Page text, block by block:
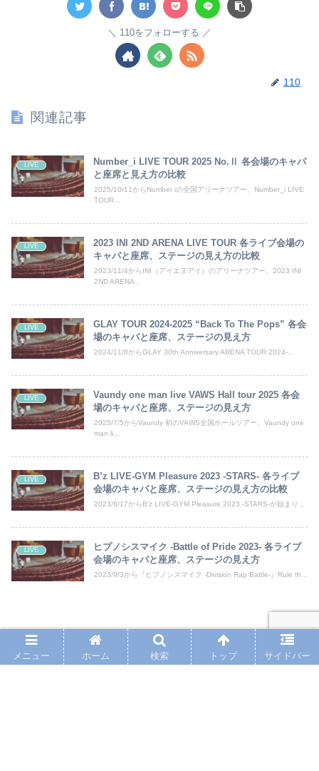
110をフォローする
110
関連記事
LIVE
Number_i LIVE TOUR 2025 No.Ⅱ 各会場のキャパ
と座席と見え方の比較
2025/10/11からNumber iの全国アリーナツアー、Number_i LIVE
TOUR...
LIVE
2023 INI 2ND ARENA LIVE TOUR 各ライブ会場の
キャパと座席、ステージの見え方の比較
2023/11/4からINI（アイエヌアイ）のアリーナツアー、2023 INI
2ND ARENA...
LIVE
GLAY TOUR 2024-2025 “Back To The Pops” 各会
場のキャパと座席、ステージの見え方
2024/11/8からGLAY 30th Anniversary ARENA TOUR 2024-...
LIVE
Vaundy one man live VAWS Hall tour 2025 各会
場のキャパと座席、ステージの見え方
2025/7/5からVaundy 初のVAWS全国ホールツアー、Vaundy one
man li...
LIVE
B’z LIVE-GYM Pleasure 2023 -STARS- 各ライブ
会場のキャパと座席、ステージの見え方の比較
2023/6/17からB’z LIVE-GYM Pleasure 2023 -STARS-が始まり...
LIVE
ヒプノシスマイク -Battle of Pride 2023- 各ライブ
会場のキャパと座席、ステージの見え方
2023/9/3から『ヒプノシスマイク -Division Rap Battle-』Rule th...
松田聖子 Concert Tour 2023 各ライブ会
場のキャパと座席、ステージの見え方の
比較
メニュー ホーム 検索 トップ サイドバー